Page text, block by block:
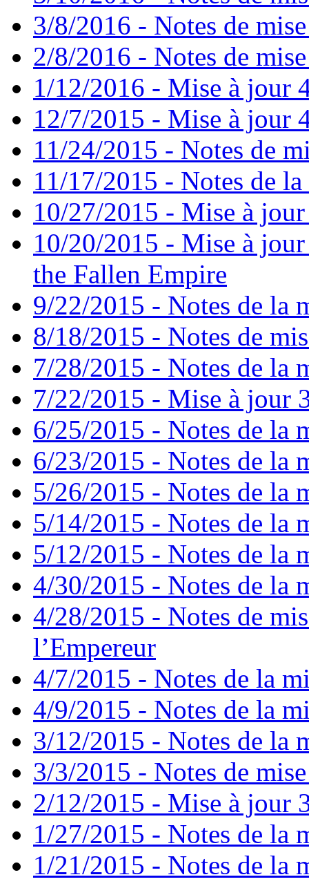
3/8/2016 - Notes de
2/8/2016 - Notes de
1/12/2016 - Mise à jour
12/7/2015 - Mise à jour
11/24/2015 - Notes de
11/17/2015 - Notes de
10/27/2015 - Mise à
10/20/2015 - Mise à
the Fallen Empire
9/22/2015 - Notes de la
8/18/2015 - Notes de
7/28/2015 - Notes de la
7/22/2015 - Mise à jour
6/25/2015 - Notes de la
6/23/2015 - Notes de la
5/26/2015 - Notes de la
5/14/2015 - Notes de la
5/12/2015 - Notes de la
4/30/2015 - Notes de la
4/28/2015 - Notes de
l’Empereur
4/7/2015 - Notes de la
4/9/2015 - Notes de la
3/12/2015 - Notes de la
3/3/2015 - Notes de
2/12/2015 - Mise à jour
1/27/2015 - Notes de la
1/21/2015 - Notes de la